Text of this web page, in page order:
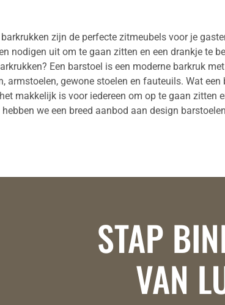
zijn de perfecte zitmeubels voor je
nodigen uit om te gaan zitten en een drankje te
Een barstoel is een moderne barkruk
armstoelen, gewone stoelen en fauteuils. Wat
makkelijk is voor iedereen om op te gaan zitten
hebben we een breed aanbod aan design
STAP
VAN